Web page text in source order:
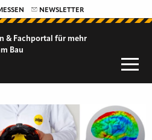
NEWSLETTER
& Fachportal für mehr
Bau